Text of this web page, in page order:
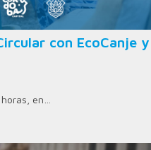
con EcoCanje y
en…